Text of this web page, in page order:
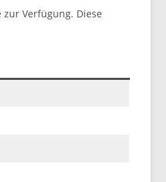
Verfügung. Diese